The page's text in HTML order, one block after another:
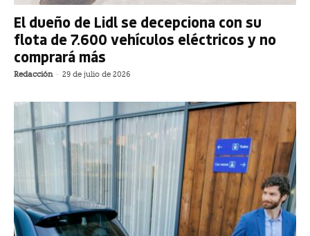
El dueño de Lidl se decepciona con su
flota de 7.600 vehículos eléctricos y no
comprará más
Redacción - 29 de julio de 2026